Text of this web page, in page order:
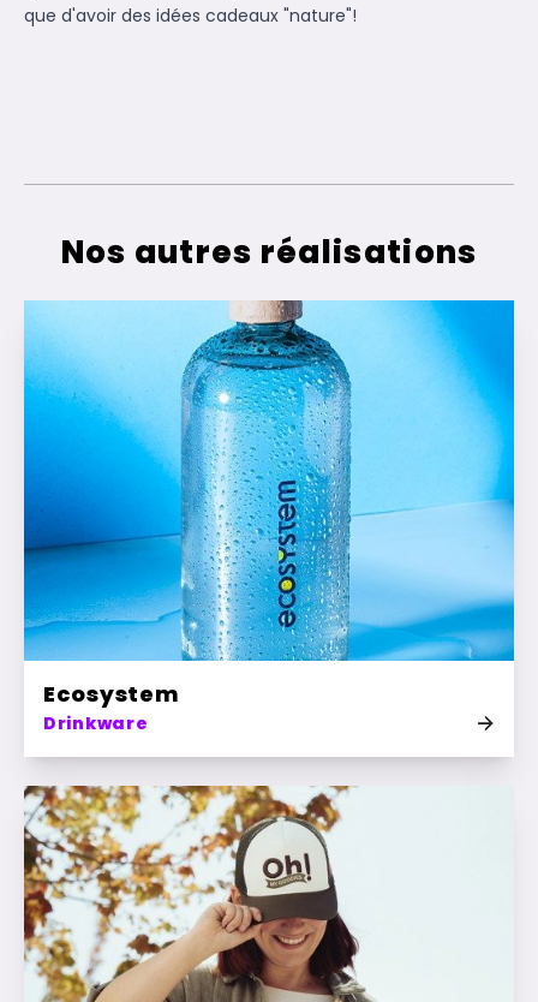
que d'avoir des idées cadeaux "nature"!
Nos autres réalisations
Ecosystem
Drinkware